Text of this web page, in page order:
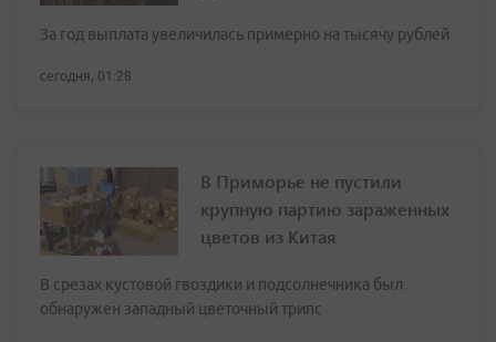
За год выплата увеличилась примерно на тысячу рублей
сегодня, 01:28
В Приморье не пустили
крупную партию зараженных
цветов из Китая
В срезах кустовой гвоздики и подсолнечника был
обнаружен западный цветочный трипс